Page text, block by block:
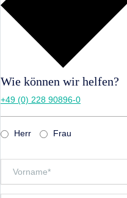
Wie können wir helfen?
+49 (0) 228 90896-0
Herr Frau